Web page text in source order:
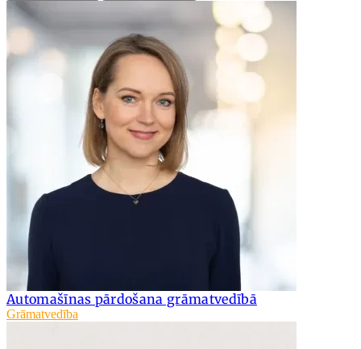
Automašīnas pārdošana grāmatvedībā
Grāmatvedība